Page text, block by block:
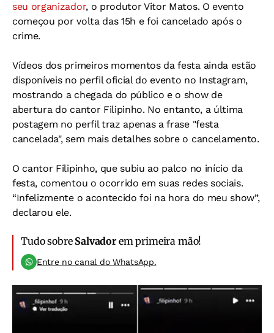
seu organizador, o produtor Vitor Matos. O evento
começou por volta das 15h e foi cancelado após o
crime.
Vídeos dos primeiros momentos da festa ainda estão
disponíveis no perfil oficial do evento no Instagram,
mostrando a chegada do público e o show de
abertura do cantor Filipinho. No entanto, a última
postagem no perfil traz apenas a frase "festa
cancelada", sem mais detalhes sobre o cancelamento.
O cantor Filipinho, que subiu ao palco no início da
festa, comentou o ocorrido em suas redes sociais.
“Infelizmente o acontecido foi na hora do meu show”,
declarou ele.
Tudo sobre Salvadorem primeira mão!
Entre no canal do WhatsApp.